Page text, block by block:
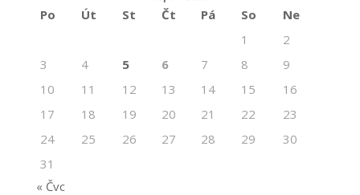
Po Út St Čt Pá So
Ne
1
2
3
4 5 6 7 8
9
10
11 12 13 14 15
16
17
18 19 20 21 22
23
24
25 26 27 28 29
30
31
« Čvc